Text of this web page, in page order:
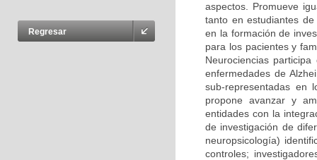
Regresar
aspectos. Promueve
tanto en estudiantes
en la formación de
para los pacientes y
Neurociencias
enfermedades de
sub-representadas en
propone avanzar y
entidades con la
de investigación de
neuropsicología)
controles;